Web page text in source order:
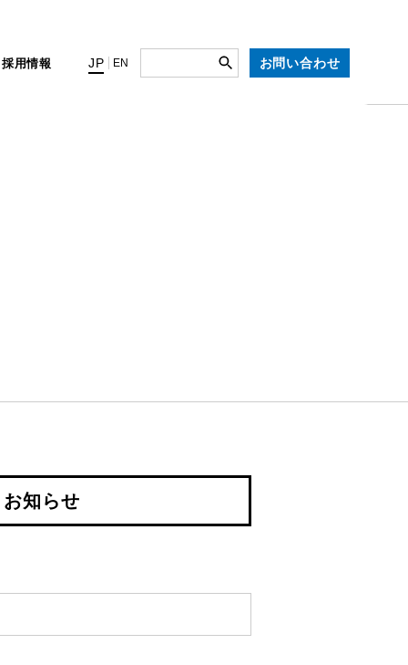
採用情報 JP EN お問い合わせ
お知らせ